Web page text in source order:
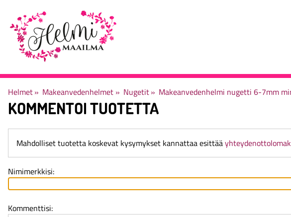
Helmet‪» Makeanvedenhelmet ‪» Nugetit‪» Makeanvedenhelmi nugetti 6-7mm
KOMMENTOI TUOTETTA
Mahdolliset tuotetta koskevat kysymykset kannattaa esittää
Nimimerkkisi:
Kommenttisi: